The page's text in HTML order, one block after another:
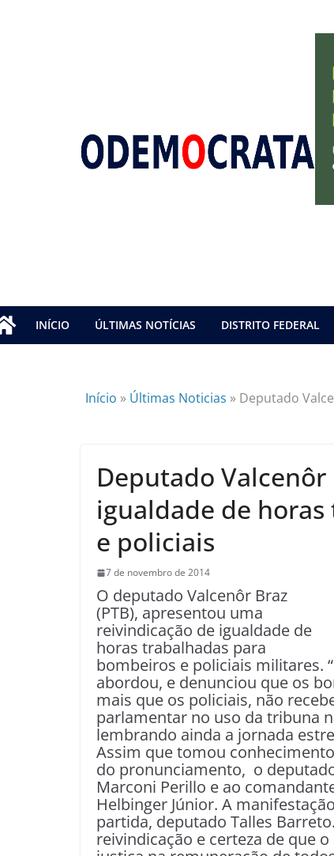
INÍCIO ÚLTIMAS NOTÍCIAS DISTRITO FEDERAL
Início » Últimas Noticias » Deputado
Deputado Valcenôr
igualdade de
e policiais
7 de novembro de 2014
O deputado Valcenôr Braz
(PTB), apresentou uma
reivindicação de igualdade de
horas trabalhadas para
bombeiros e policiais militares.
abordou, e denunciou que os
mais que os policiais, não
parlamentar no uso da tribuna
lembrando ainda a jornada
Assim que tomou
do pronunciamento, o
Marconi Perillo e ao
Helbinger Júnior. A
partida, deputado Talles
reivindicação e certeza de que